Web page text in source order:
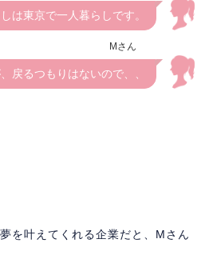
は東京で一人暮らしです。
Mさん
戻るつもりはないので、、
を叶えてくれる企業だと、Mさん